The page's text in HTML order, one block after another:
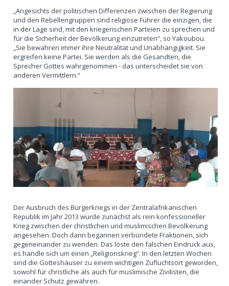
„Angesichts der politischen Differenzen zwischen der Regierung
und den Rebellengruppen sind religiöse Führer die einzigen, die
in der Lage sind, mit den kriegerischen Parteien zu sprechen und
für die Sicherheit der Bevölkerung einzutreten“, so Yakoubou.
„Sie bewahren immer ihre Neutralität und Unabhängigkeit. Sie
ergreifen keine Partei. Sie werden als die Gesandten, die
Sprecher Gottes wahrgenommen - das unterscheidet sie von
anderen Vermittlern.“
Der Ausbruch des Bürgerkriegs in der Zentralafrikanischen
Republik im Jahr 2013 wurde zunächst als rein konfessioneller
Krieg zwischen der christlichen und muslimischen Bevölkerung
angesehen. Doch dann begannen verbündete Fraktionen, sich
gegeneinander zu wenden. Das löste den falschen Eindruck aus,
es handle sich um einen „Religionskrieg“. In den letzten Wochen
sind die Gotteshäuser zu einem wichtigen Zufluchtsort geworden,
sowohl für christliche als auch für muslimische Zivilisten, die
einander Schutz gewähren.